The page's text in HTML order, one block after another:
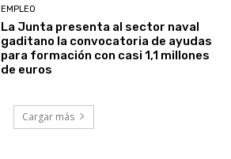
EMPLEO
La Junta presenta al sector naval
gaditano la convocatoria de ayudas
para formación con casi 1,1 millones
de euros
Cargar más